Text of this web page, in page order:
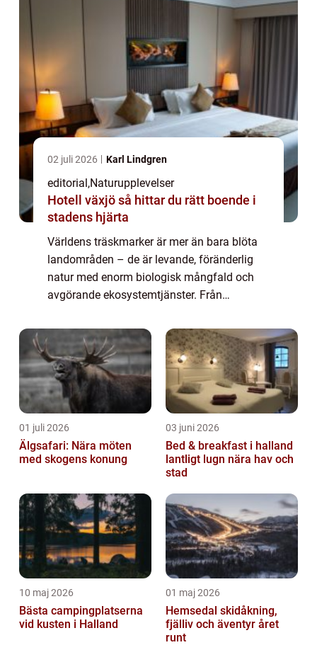
02 juli 2026 Karl Lindgren
editorial,Naturupplevelser
Hotell växjö så hittar du rätt boende i
stadens hjärta
Världens träskmarker är mer än bara blöta
landområden – de är levande, föränderlig
natur med enorm biologisk mångfald och
avgörande ekosystemtjänster. Från
01 juli 2026
Älgsafari: Nära möten
med skogens konung
03 juni 2026
Bed & breakfast i halland
lantligt lugn nära hav och
stad
10 maj 2026
Bästa campingplatserna
vid kusten i Halland
01 maj 2026
Hemsedal skidåkning,
fjälliv och äventyr året
runt